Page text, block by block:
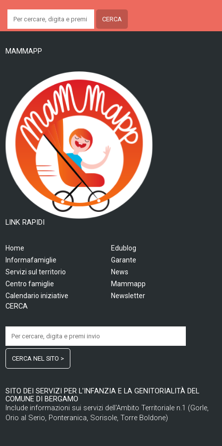
MAMMAPP
LINK RAPIDI
Home
Informafamiglie
Servizi sul territorio
Centro famiglie
Calendario iniziative
Edublog
Garante
News
Mammapp
Newsletter
CERCA
CERCA NEL SITO >
SITO DEI SERVIZI PER L'INFANZIA E LA GENITORIALITÀ DEL
COMUNE DI BERGAMO
Include informazioni sui servizi dell'Ambito Territoriale n.1 (Gorle,
Orio al Serio, Ponteranica, Sorisole, Torre Boldone)